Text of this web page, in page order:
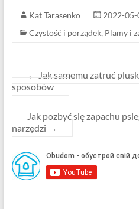
Kat Tarasenko
2022-05-
Czystość i porządek, Plamy i
← Jak samemu zatruć
sposobów
Jak pozbyć się zapachu
narzędzi →